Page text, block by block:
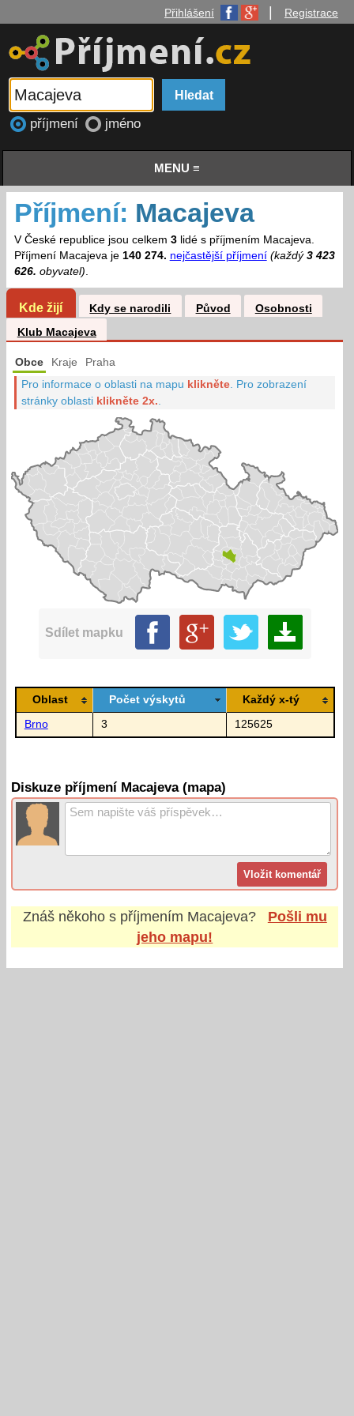
Přihlášení Registrace
příjmení jméno
MENU ≡
Příjmení: Macajeva
V České republice jsou celkem 3lidé s příjmením Macajeva.
Příjmení Macajeva je 140 274. nejčastější příjmení (každý 3 423
626. obyvatel).
Kde žijí Kdy se narodili Původ
Osobnosti
Klub Macajeva
Obce Kraje Praha
Pro informace o oblasti na mapu klikněte Pro zobrazení
stránky oblasti klikněte 2x.
Sdílet mapku
Oblast Počet výskytů Každý x-tý
Brno 3 125625
Diskuze příjmení Macajeva (mapa)
Znáš někoho s příjmením Macajeva?
Pošli mu
jeho mapu!